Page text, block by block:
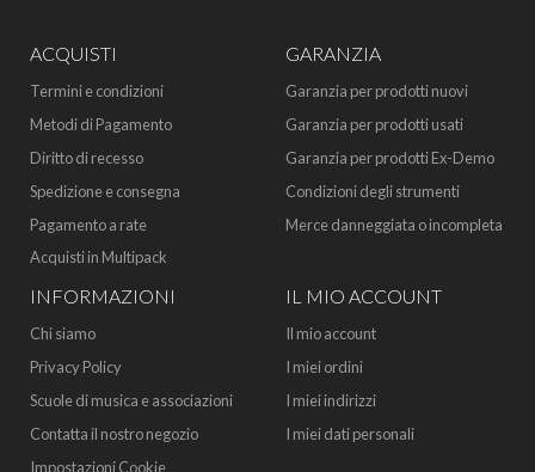
ACQUISTI
Termini e condizioni
Metodi di Pagamento
Diritto di recesso
Spedizione e consegna
Pagamento a rate
Acquisti in Multipack
GARANZIA
Garanzia per prodotti nuovi
Garanzia per prodotti usati
Garanzia per prodotti Ex-Demo
Condizioni degli strumenti
Merce danneggiata o incompleta
INFORMAZIONI
Chi siamo
Privacy Policy
Scuole di musica e associazioni
Contatta il nostro negozio
Impostazioni Cookie
IL MIO ACCOUNT
Il mio account
I miei ordini
I miei indirizzi
I miei dati personali